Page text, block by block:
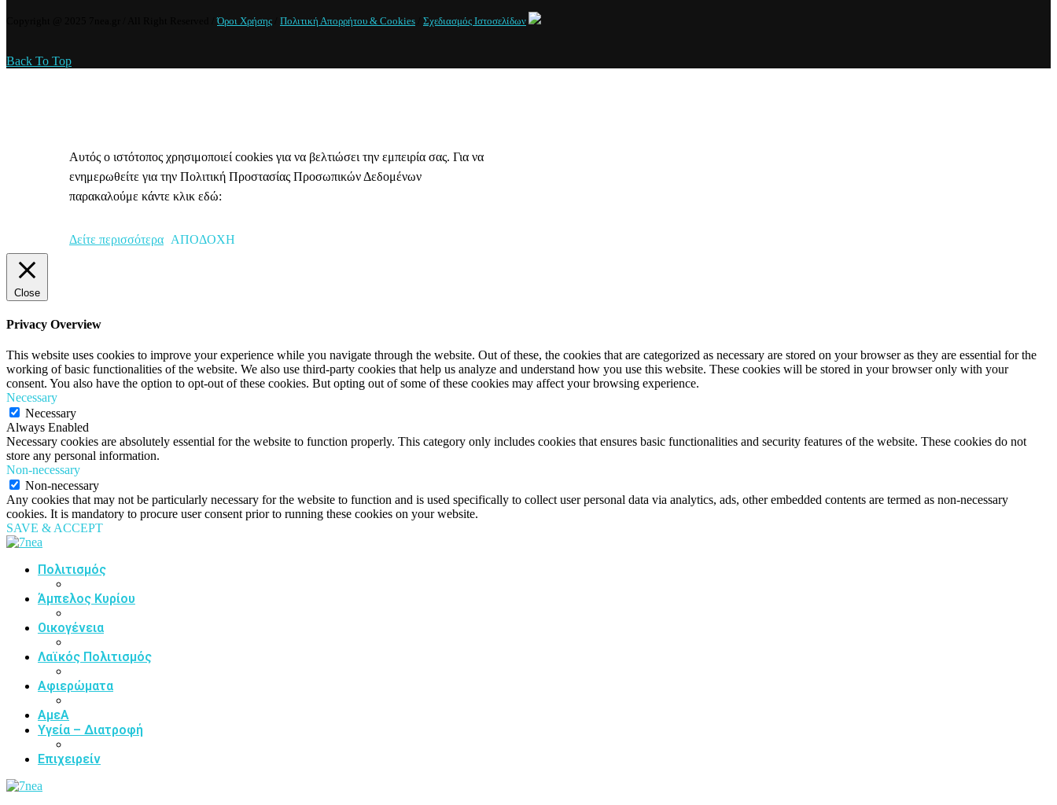
Copyright @ 2025 7nea.gr / All Right Reserved /Όροι Χρήσης Πολιτική Απορρήτου & Cookies Σχεδιασμός Ιστοσελίδων
Back To Top
Αυτός ο ιστότοπος χρησιμοποιεί cookies για να βελτιώσει την εμπειρία σας. Για να
ενημερωθείτε για την Πολιτική Προστασίας Προσωπικών Δεδομένων
παρακαλούμε κάντε κλικ εδώ:
Δείτε περισσότερα ΑΠΟΔΟΧΗ
Close
Privacy Overview
This website uses cookies to improve your experience while you navigate through the website. Out of these, the cookies that are categorized as necessary are stored on your browser as they are essential for the
working of basic functionalities of the website. We also use third-party cookies that help us analyze and understand how you use this website. These cookies will be stored in your browser only with your
consent. You also have the option to opt-out of these cookies. But opting out of some of these cookies may affect your browsing experience.
Necessary
Necessary
Always Enabled
Necessary cookies are absolutely essential for the website to function properly. This category only includes cookies that ensures basic functionalities and security features of the website. These cookies do not
store any personal information.
Non-necessary
Non-necessary
Any cookies that may not be particularly necessary for the website to function and is used specifically to collect user personal data via analytics, ads, other embedded contents are termed as non-necessary
cookies. It is mandatory to procure user consent prior to running these cookies on your website.
SAVE & ACCEPT
Πολιτισμός
Άμπελος Κυρίου
Οικογένεια
Λαϊκός Πολιτισμός
Αφιερώματα
ΑμεΑ
Υγεία – Διατροφή
Επιχειρείν